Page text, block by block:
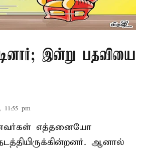
இன்று பதவியை
11:55 pm
எத்தனையோ
ஆனால்